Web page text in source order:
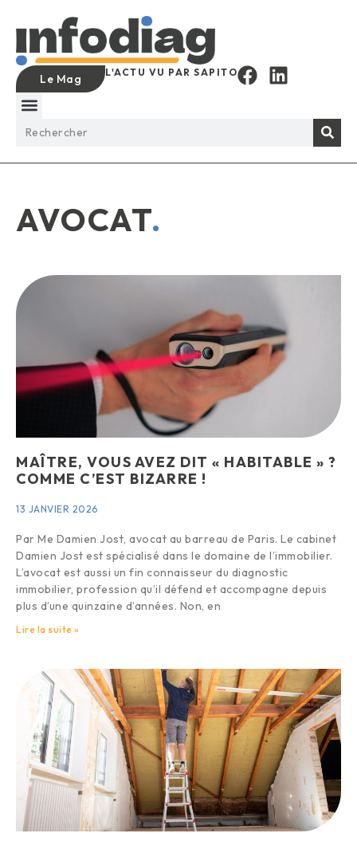
Le Mag L'ACTU VU PAR SAPITO
AVOCAT.
MAÎTRE, VOUS AVEZ DIT « HABITABLE » ?
COMME C’EST BIZARRE !
13 JANVIER 2026
Par Me Damien Jost, avocat au barreau de Paris. Le cabinet
Damien Jost est spécialisé dans le domaine de l’immobilier.
L’avocat est aussi un fin connaisseur du diagnostic
immobilier, profession qu’il défend et accompagne depuis
plus d’une quinzaine d’années. Non, en
Lire la suite »